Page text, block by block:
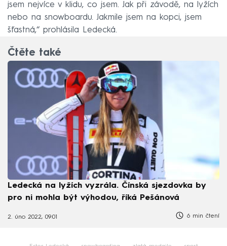
jsem nejvíce v klidu, co jsem. Jak při závodě, na lyžích
nebo na snowboardu. Jakmile jsem na kopci, jsem
šťastná,“ prohlásila Ledecká.
Čtěte také
Ledecká na lyžích vyzrála. Čínská sjezdovka by
pro ni mohla být výhodou, říká Pešánová
2. úno 2022, 09:01 6 min čtení